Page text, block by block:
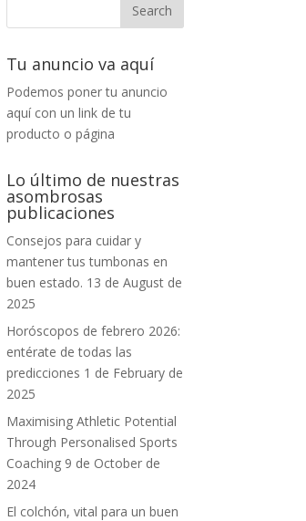
Tu anuncio va aquí
Podemos poner tu anuncio
aquí con un link de tu
producto o página
Lo último de nuestras
asombrosas
publicaciones
Consejos para cuidar y
mantener tus tumbonas en
buen estado. 13 de August de
2025
Horóscopos de febrero 2026:
entérate de todas las
predicciones 1 de February de
2025
Maximising Athletic Potential
Through Personalised Sports
Coaching 9 de October de
2024
El colchón, vital para un buen